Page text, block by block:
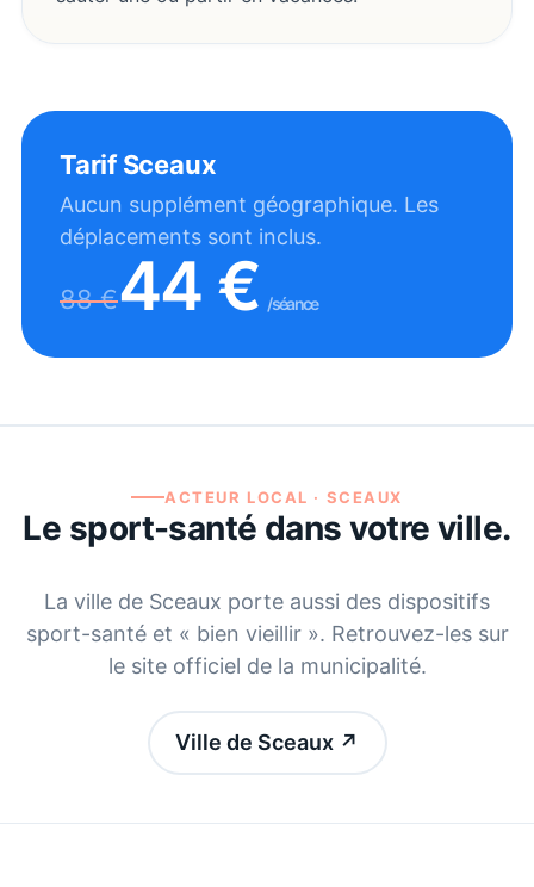
TarifSceaux
Aucun supplément géographique. Les
déplacements sont inclus.
88€44 € /séance
ACTEUR LOCAL · SCEAUX
Le sport-santé dans votre ville.
La ville de Sceaux porte aussi des dispositifs
sport-santé et « bien vieillir ». Retrouvez-les sur
le site officiel de la municipalité.
Ville de Sceaux ↗